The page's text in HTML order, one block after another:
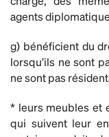
agents
g) bénéficient du
lorsqu’ils ne sont
ne sont pas
* leurs meubles et
qui suivent leur